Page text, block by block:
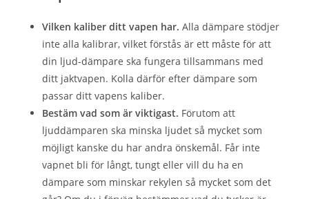
Vilken kaliber ditt vapen har. Alla dämpare stödjer
inte alla kalibrar, vilket förstås är ett måste för att
din ljud-dämpare ska fungera tillsammans med
ditt jaktvapen. Kolla därför efter dämpare som
passar ditt vapens kaliber.
Bestäm vad som är viktigast. Förutom att
ljuddämparen ska minska ljudet så mycket som
möjligt kanske du har andra önskemål. Får inte
vapnet bli för långt, tungt eller vill du ha en
dämpare som minskar rekylen så mycket som det